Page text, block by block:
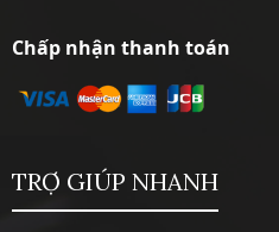
Chấp nhận thanh toán
TRỢ GIÚP NHANH